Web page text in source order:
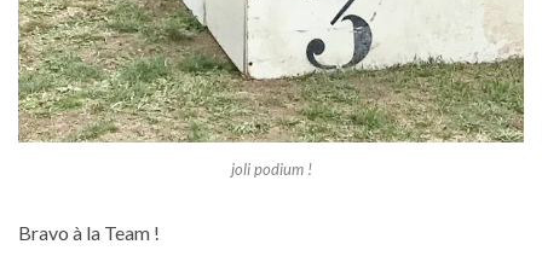
joli podium !
Bravo à la Team !